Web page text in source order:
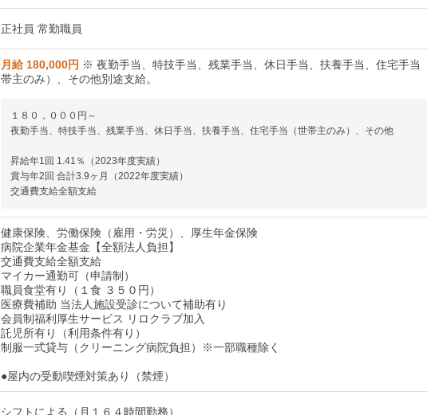
正社員 常勤職員
月給 180,000円 ※ 夜勤手当、特技手当、残業手当、休日手当、扶養手当、住宅手当
帯主のみ）、その他別途支給。
１８０，０００円～
夜勤手当、特技手当、残業手当、休日手当、扶養手当、住宅手当（世帯主のみ）、その他
昇給年1回 1.41％（2023年度実績）
賞与年2回 合計3.9ヶ月（2022年度実績）
交通費支給全額支給
健康保険、労働保険（雇用・労災）、厚生年金保険
病院企業年金基金【全額法人負担】
交通費支給全額支給
マイカー通勤可（申請制）
職員食堂有り（１食 ３５０円）
医療費補助 当法人施設受診について補助有り
会員制福利厚生サービス リロクラブ加入
託児所有り（利用条件有り）
制服一式貸与（クリーニング病院負担）※一部職種除く
●屋内の受動喫煙対策あり（禁煙）
シフトによる（月１６４時間勤務）